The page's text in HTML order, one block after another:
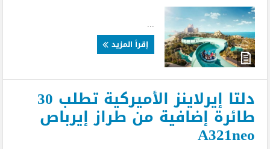
إقرأ المزيد
دلتا إيرلاينز الأميركية تطلب 30
طائرة إضافية من طراز إيرباص
A321neo